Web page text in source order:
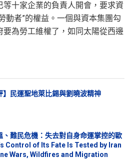
等十家企業的負責人開會，要求資
動者”的權益。一個與資本集團勾
為勞工維權了，如同太陽從西邊
】民運聖地萊比錫與劉曉波精神
、難民危機：失去對自身命運掌控的歐
Control of Its Fate Is Tested by Iran
Wars, Wildfires and Migration